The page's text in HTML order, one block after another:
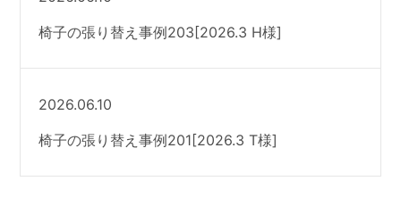
椅子の張り替え事例203[2026.3 H様]
2026.06.10
椅子の張り替え事例201[2026.3 T様]